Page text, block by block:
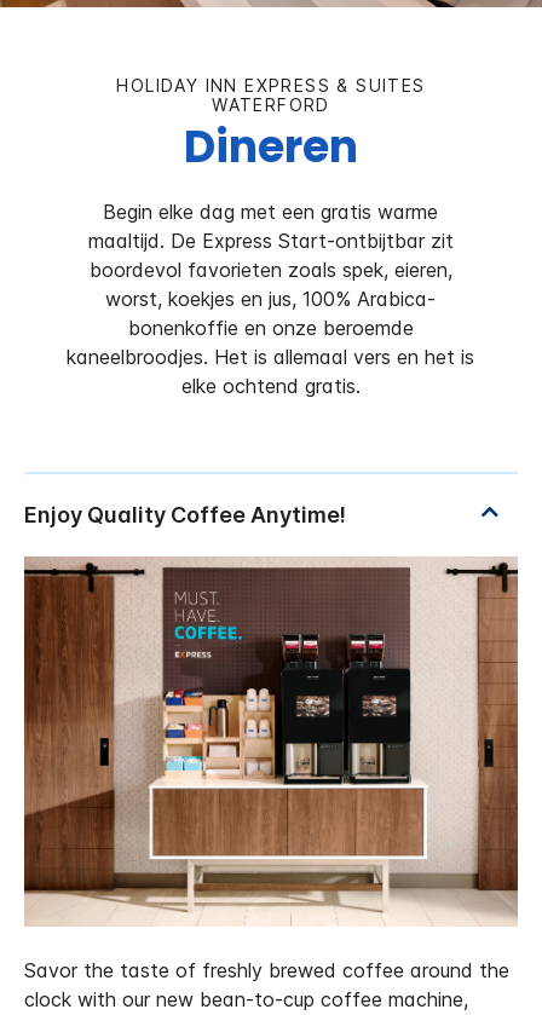
HOLIDAY INN EXPRESS & SUITES
WATERFORD
Dineren
Begin elke dag met een gratis warme
maaltijd. De Express Start-ontbijtbar zit
boordevol favorieten zoals spek, eieren,
worst, koekjes en jus, 100% Arabica-
bonenkoffie en onze beroemde
kaneelbroodjes. Het is allemaal vers en het is
elke ochtend gratis.
Savor the taste of freshly brewed coffee around the
clock with our new bean-to-cup coffee machine,